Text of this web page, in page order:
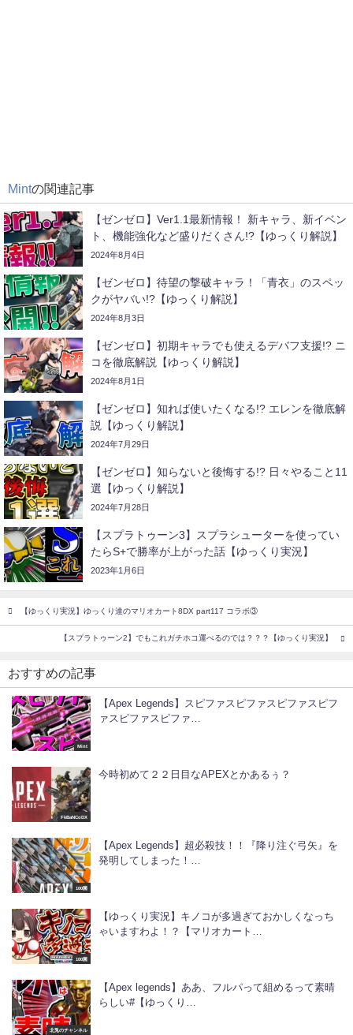
Mintの関連記事
【ゼンゼロ】Ver1.1最新情報！ 新キャラ、新イベン
ト、機能強化など盛りだくさん!?【ゆっくり解説】
2024年8月4日
【ゼンゼロ】待望の撃破キャラ！「青衣」のスペッ
クがヤバい!?【ゆっくり解説】
2024年8月3日
【ゼンゼロ】初期キャラでも使えるデバフ支援!? ニ
コを徹底解説【ゆっくり解説】
2024年8月1日
【ゼンゼロ】知れば使いたくなる!? エレンを徹底解
説【ゆっくり解説】
2024年7月29日
【ゼンゼロ】知らないと後悔する!? 日々やること11
選【ゆっくり解説】
2024年7月28日
【スプラトゥーン3】スプラシューターを使ってい
たらS+で勝率が上がった話【ゆっくり実況】
2023年1月6日
【ゆっくり実況】ゆっくり達のマリオカート8DX part117 コラボ③
【スプラトゥーン2】でもこれガチホコ運べるのでは？？？【ゆっくり実況】
おすすめの記事
Mint
【Apex Legends】スピファスピファスピファスピフ
ァスピファスピファ…
FkBaNCoDX
今時初めて２２日目なAPEXとかあるぅ？
100菌
【Apex Legends】超必殺技！！『降り注ぐ弓矢』を
発明してしまった！…
100菌
【ゆっくり実況】キノコが多過ぎておかしくなっち
ゃいますわよ！？【マリオカート…
北兎のチャンネル
【Apex legends】ああ、フルパって組めるって素晴
らしい#【ゆっくり…